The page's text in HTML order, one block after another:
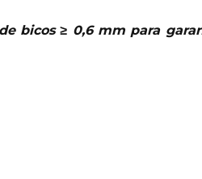
bicos ≥ 0,6 mm para